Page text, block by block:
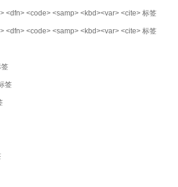
<dfn> <code> <samp> <kbd><var> <cite> 标签
<dfn> <code> <samp> <kbd><var> <cite> 标签
签